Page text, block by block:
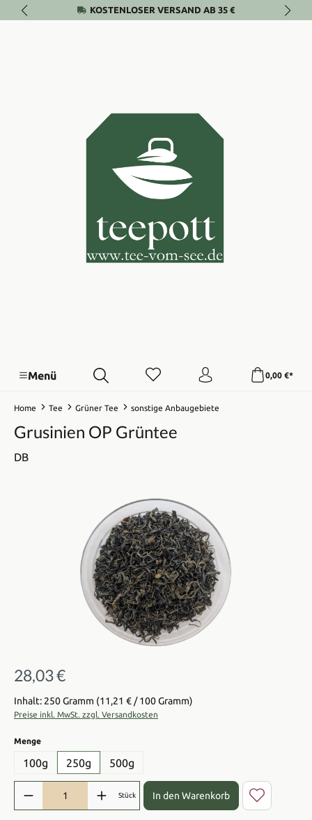
Zum Hauptinhalt springenKOSTENLOSER VERSAND AB 35 €
Menü 0,00 €*
Home Tee Grüner Tee sonstige Anbaugebiete
Grusinien OP Grüntee
DB
Bildergalerie überspringen
Regulärer Preis:
28,03 €
Inhalt: 250 Gramm (11,21 € / 100 Gramm)
Preise inkl. MwSt. zzgl. Versandkosten
Mengeauswählen
100g 250g 500g
Produkt Anzahl: Gib den gewünschten Wert ein oder benutze die
Stück In den Warenkorb